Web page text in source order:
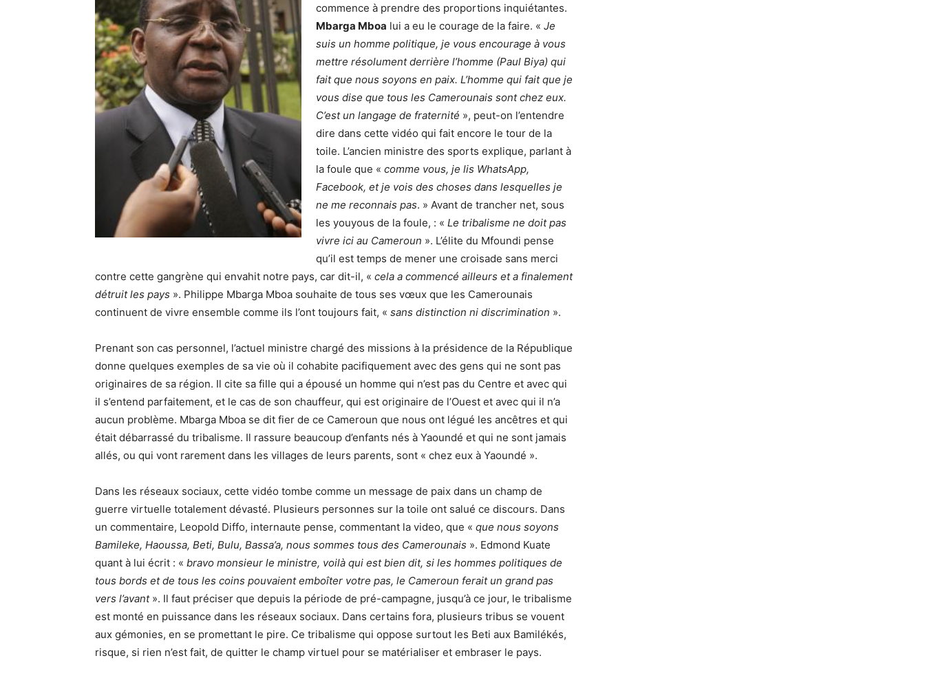
commence à prendre des proportions inquiétantes.
Mbarga Mboa lui a eu le courage de la faire. « Je
suis un homme politique, je vous encourage à vous
mettre résolument derrière l’homme (Paul Biya) qui
fait que nous soyons en paix. L’homme qui fait que je
vous dise que tous les Camerounais sont chez eux.
C’est un langage de fraternité », peut-on l’entendre
dire dans cette vidéo qui fait encore le tour de la
toile. L’ancien ministre des sports explique, parlant à
la foule que « comme vous, je lis WhatsApp,
Facebook, et je vois des choses dans lesquelles je
ne me reconnais pas. » Avant de trancher net, sous
les youyous de la foule, : « Le tribalisme ne doit pas
vivre ici au Cameroun ». L’élite du Mfoundi pense
qu’il est temps de mener une croisade sans merci
contre cette gangrène qui envahit notre pays, car dit-il, « cela a commencé ailleurs et a finalement
détruit les pays ». Philippe Mbarga Mboa souhaite de tous ses vœux que les Camerounais
continuent de vivre ensemble comme ils l’ont toujours fait, « sans distinction ni discrimination ».
Prenant son cas personnel, l’actuel ministre chargé des missions à la présidence de la République
donne quelques exemples de sa vie où il cohabite pacifiquement avec des gens qui ne sont pas
originaires de sa région. Il cite sa fille qui a épousé un homme qui n’est pas du Centre et avec qui
il s’entend parfaitement, et le cas de son chauffeur, qui est originaire de l’Ouest et avec qui il n’a
aucun problème. Mbarga Mboa se dit fier de ce Cameroun que nous ont légué les ancêtres et qui
était débarrassé du tribalisme. Il rassure beaucoup d’enfants nés à Yaoundé et qui ne sont jamais
allés, ou qui vont rarement dans les villages de leurs parents, sont « chez eux à Yaoundé ».
Dans les réseaux sociaux, cette vidéo tombe comme un message de paix dans un champ de
guerre virtuelle totalement dévasté. Plusieurs personnes sur la toile ont salué ce discours. Dans
un commentaire, Leopold Diffo, internaute pense, commentant la video, que « que nous soyons
Bamileke, Haoussa, Beti, Bulu, Bassa’a, nous sommes tous des Camerounais ». Edmond Kuate
quant à lui écrit : « bravo monsieur le ministre, voilà qui est bien dit, si les hommes politiques de
tous bords et de tous les coins pouvaient emboîter votre pas, le Cameroun ferait un grand pas
vers l’avant». Il faut préciser que depuis la période de pré-campagne, jusqu’à ce jour, le tribalisme
est monté en puissance dans les réseaux sociaux. Dans certains fora, plusieurs tribus se vouent
aux gémonies, en se promettant le pire. Ce tribalisme qui oppose surtout les Beti aux Bamilékés,
risque, si rien n’est fait, de quitter le champ virtuel pour se matérialiser et embraser le pays.